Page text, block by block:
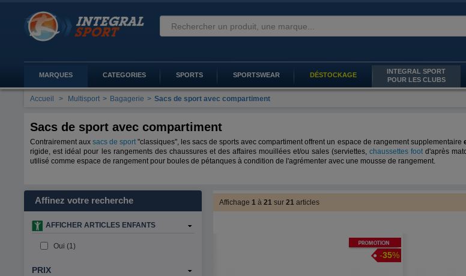
MARQUES CATEGORIES SPORTS SPORTSWEAR DÉSTOCKAGE
INTEGRAL SPORT
POUR LES CLUBS
Accueil > Multisport > Bagagerie > Sacs de sport avec compartiment
Sacs de sport avec compartiment
Contrairement auxsacs de sport"classiques", les sacs de sports avec compartiment offrent un espace de rangement supplementaire
rigide, est idéal pour les rangements des chaussures et des affaires mouillées et/ou sales (serviettes,chaussettes footd'après
utilisé comme espace de rangement pour boules de pétanques à condition de l'agrémenter avec une mousse de rangement.
Affinez votre recherche
AFFICHER ARTICLES ENFANTS
Oui (1)
PRIX
Affichage1à21sur21articles
Promotion
-35%